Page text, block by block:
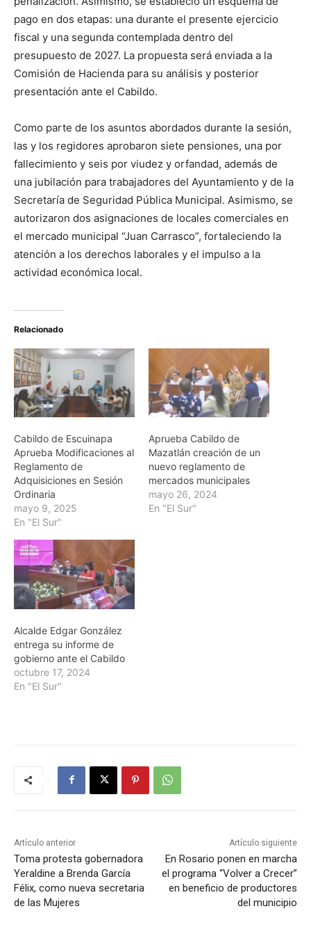
pago en dos etapas: una durante el presente ejercicio
fiscal y una segunda contemplada dentro del
presupuesto de 2027. La propuesta será enviada a la
Comisión de Hacienda para su análisis y posterior
presentación ante el Cabildo.
Como parte de los asuntos abordados durante la sesión,
las y los regidores aprobaron siete pensiones, una por
fallecimiento y seis por viudez y orfandad, además de
una jubilación para trabajadores del Ayuntamiento y de la
Secretaría de Seguridad Pública Municipal. Asimismo, se
autorizaron dos asignaciones de locales comerciales en
el mercado municipal “Juan Carrasco”, fortaleciendo la
atención a los derechos laborales y el impulso a la
actividad económica local.
Relacionado
Cabildo de Escuinapa
Aprueba Modificaciones al
Reglamento de
Adquisiciones en Sesión
Ordinaria
mayo 9, 2025
En "El Sur"
Aprueba Cabildo de
Mazatlán creación de un
nuevo reglamento de
mercados municipales
mayo 26, 2024
En "El Sur"
Alcalde Edgar González
entrega su informe de
gobierno ante el Cabildo
octubre 17, 2024
En "El Sur"
Artículo anterior
Toma protesta gobernadora
Yeraldine a Brenda García
Félix, como nueva secretaria
de las Mujeres
Artículo siguiente
En Rosario ponen en marcha
el programa “Volver a Crecer”
en beneficio de productores
del municipio